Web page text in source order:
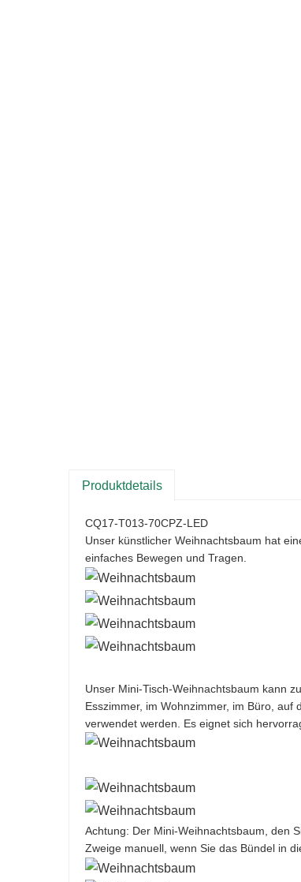
Produktdetails
CQ17-T013-70CPZ-LED
Unser künstlicher Weihnachtsbaum hat
einfaches Bewegen und Tragen.
Unser Mini-Tisch-Weihnachtsbaum kann
Esszimmer, im Wohnzimmer, im Büro,
verwendet werden. Es eignet sich
Achtung: Der Mini-Weihnachtsbaum, den
Zweige manuell, wenn Sie das Bündel in